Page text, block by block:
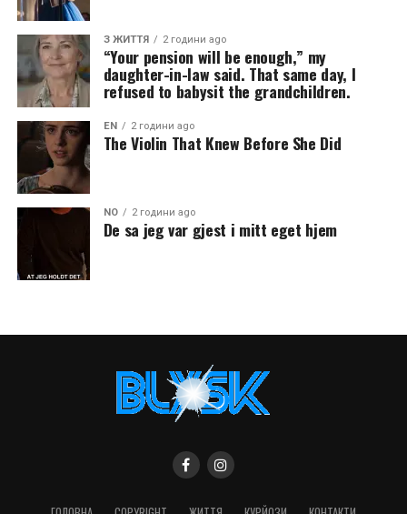
З ЖИТТЯ 2 години ago
“Your pension will be enough,” my
daughter-in-law said. That same day, I
refused to babysit the grandchildren.
EN 2 години ago
The Violin That Knew Before She Did
NO 2 години ago
De sa jeg var gjest i mitt eget hjem